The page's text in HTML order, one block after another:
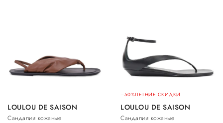
LOULOU DE SAISON
Сандалии кожаные
–50%ЛЕТНИЕ СКИДКИ
LOULOU DE SAISON
Сандалии кожаные